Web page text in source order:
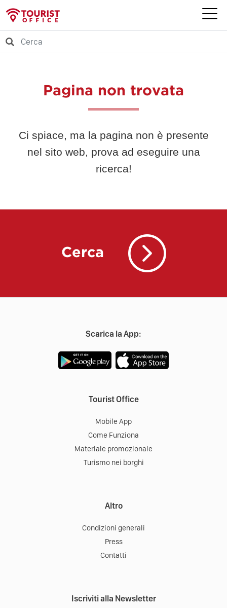
Pagina non trovata
Ci spiace, ma la pagina non è presente
nel sito web, prova ad eseguire una
ricerca!
Cerca
Scarica la App:
Tourist Office
Mobile App
Come Funziona
Materiale promozionale
Turismo nei borghi
Altro
Condizioni generali
Press
Contatti
Iscriviti alla Newsletter